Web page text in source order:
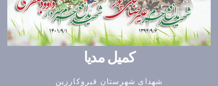
کمیل مدیا
شهدای شهرستان قیروکارزین